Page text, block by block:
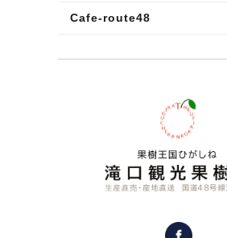
Cafe-route48